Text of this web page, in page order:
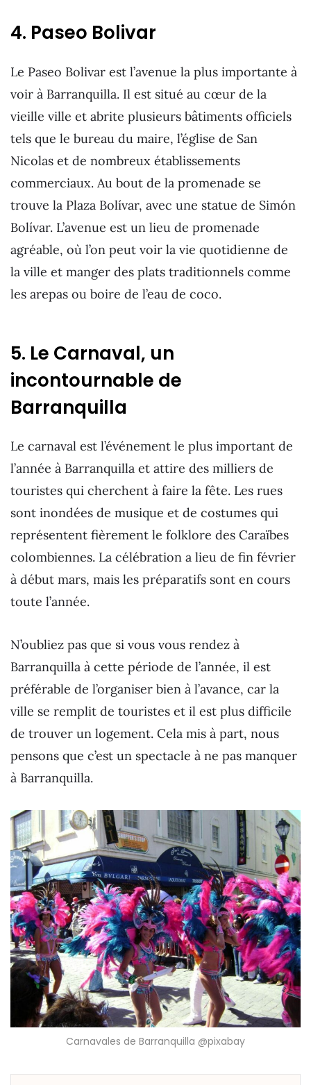
4. Paseo Bolivar
Le Paseo Bolivar est l’avenue la plus importante à
voir à Barranquilla. Il est situé au cœur de la
vieille ville et abrite plusieurs bâtiments officiels
tels que le bureau du maire, l’église de San
Nicolas et de nombreux établissements
commerciaux. Au bout de la promenade se
trouve la Plaza Bolívar, avec une statue de Simón
Bolívar. L’avenue est un lieu de promenade
agréable, où l’on peut voir la vie quotidienne de
la ville et manger des plats traditionnels comme
les arepas ou boire de l’eau de coco.
5. Le Carnaval, un
incontournable de
Barranquilla
Le carnaval est l’événement le plus important de
l’année à Barranquilla et attire des milliers de
touristes qui cherchent à faire la fête. Les rues
sont inondées de musique et de costumes qui
représentent fièrement le folklore des Caraïbes
colombiennes. La célébration a lieu de fin février
à début mars, mais les préparatifs sont en cours
toute l’année.
N’oubliez pas que si vous vous rendez à
Barranquilla à cette période de l’année, il est
préférable de l’organiser bien à l’avance, car la
ville se remplit de touristes et il est plus difficile
de trouver un logement. Cela mis à part, nous
pensons que c’est un spectacle à ne pas manquer
à Barranquilla.
Carnavales de Barranquilla @pixabay